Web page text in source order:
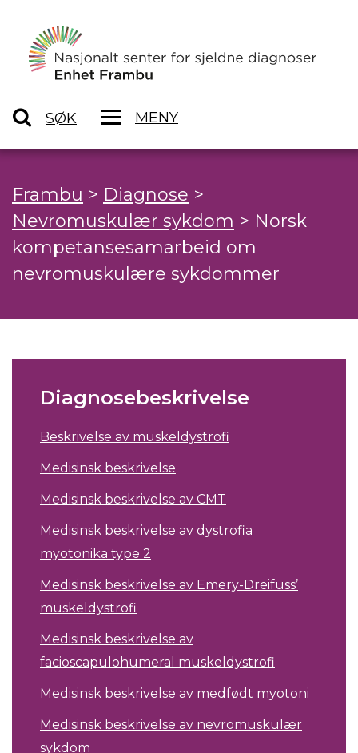
SØK MENY
Frambu > Diagnose >
Nevromuskulær sykdom > Norsk
kompetansesamarbeid om
nevromuskulære sykdommer
Diagnosebeskrivelse
Beskrivelse av muskeldystrofi
Medisinsk beskrivelse
Medisinsk beskrivelse av CMT
Medisinsk beskrivelse av dystrofia
myotonika type 2
Medisinsk beskrivelse av Emery-Dreifuss’
muskeldystrofi
Medisinsk beskrivelse av
facioscapulohumeral muskeldystrofi
Medisinsk beskrivelse av medfødt myotoni
Medisinsk beskrivelse av nevromuskulær
sykdom